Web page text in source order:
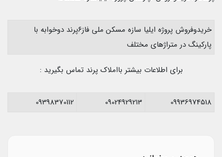
خريدوفروش پروژه ايليا سازه مسكن ملى فاز۶پرند دوخوابه با
پارکینگ در متراژهاى مختلف
برای اطلاعات بیشتر بااملاک پرند تماس بگیرید :
09936974518
09024929213
09398370112